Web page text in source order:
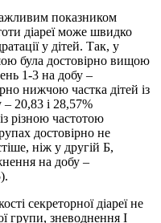
показником
діареї може швидко
у дітей. Так, у
була достовірно вищою
1-3 на добу –
нижчою частка дітей із
20,83 і 28,57%
різною частотою
достовірно не
ніж у другій Б,
на добу –
секреторної діареї не
групи, зневоднення І